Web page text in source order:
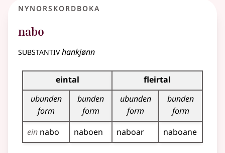
Nynorskordboka
nabo
substantivhankjønn
Bøyningstabell for dette substantivet
eintal
fleirtal
ubunden
form
bunden
form
ubunden
form
bunden
form
ein nabo naboen naboar naboane